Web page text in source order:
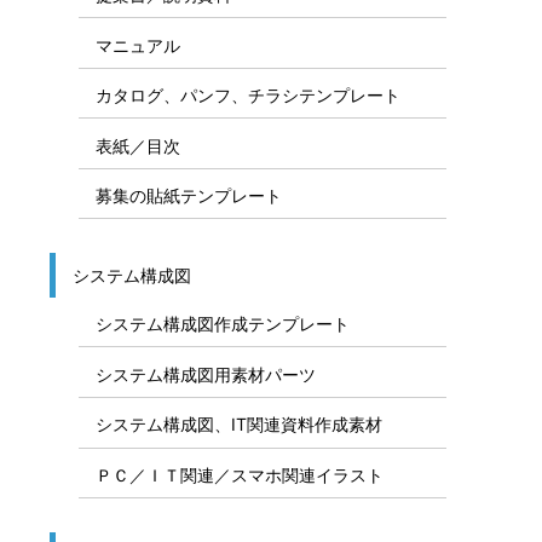
マニュアル
カタログ、パンフ、チラシテンプレート
表紙／目次
募集の貼紙テンプレート
システム構成図
システム構成図作成テンプレート
システム構成図用素材パーツ
システム構成図、IT関連資料作成素材
ＰＣ／ＩＴ関連／スマホ関連イラスト